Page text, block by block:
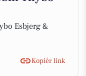
Esbjerg &
Kopiér link